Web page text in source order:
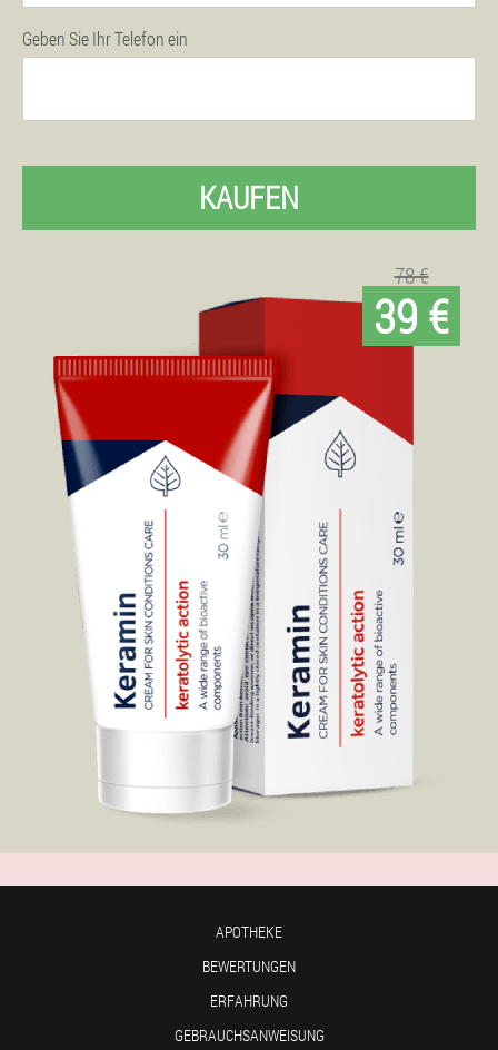
Geben Sie Ihr Telefon ein
KAUFEN
78 €
39 €
APOTHEKE
BEWERTUNGEN
ERFAHRUNG
GEBRAUCHSANWEISUNG